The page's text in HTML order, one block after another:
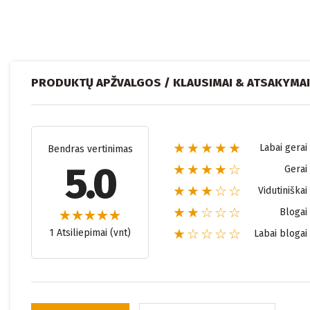
PRODUKTŲ APŽVALGOS / KLAUSIMAI & ATSAKYMAI
Bendras vertinimas
5.0
1 Atsiliepimai (vnt)
★★★★★ Labai gerai
★★★★☆ Gerai
★★★☆☆ Vidutiniškai
★★☆☆☆ Blogai
★☆☆☆☆ Labai blogai